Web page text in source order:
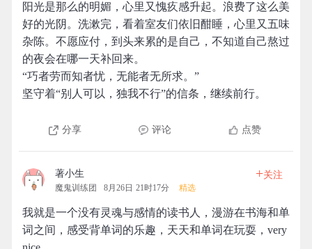
阳光是那么的明媚，心里又愧疚感升起。浪费了这么美
好的光阴。洗漱完，看着室友们依旧酣睡，心里又五味
杂陈。不愿应付，到头来累的是自己，不知道自己熬过
的夜会在哪一天补回来。
“巧者劳而知者忧，无能者无所求。”
坚守着“别人可以，独我不行”的信条，继续前行。
分享 评论 点赞
著小生
魔鬼训练团 8月26日 21时17分 精选
+关注
我就是一个没有灵魂与感情的读书人，漫游在书海和单
词之间，感受背单词的乐趣，天天和单词在玩耍，very